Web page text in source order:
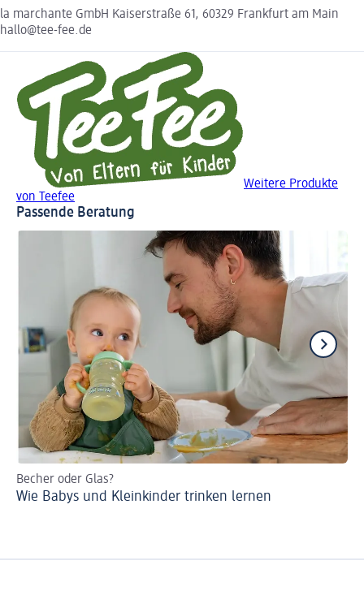
la marchante GmbH Kaiserstraße 61, 60329 Frankfurt am Main
hallo@tee-fee.de
Weitere Produkte
von Teefee
Passende Beratung
Becher oder Glas?
Wie Babys und Kleinkinder trinken lernen